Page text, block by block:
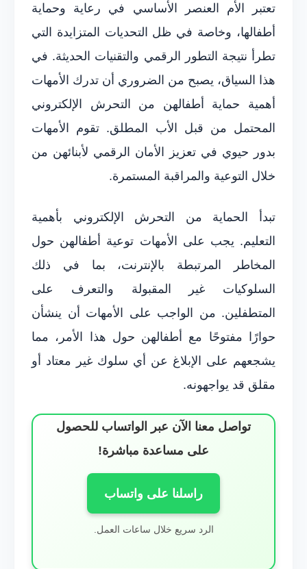
تعتبر الأم العنصر الأساسي في رعاية وحماية
أطفالها، وخاصة في ظل التحديات المتزايدة التي
تطرأ نتيجة التطور الرقمي والتقنيات الحديثة. في
هذا السياق، يصبح من الضروري أن تدرك الأمهات
أهمية حماية أطفالهن من التحرش الإلكتروني
المحتمل من قبل الأب المطلق. تقوم الأمهات
بدور حيوي في تعزيز الأمان الرقمي لأبنائهن من
خلال التوعية والمراقبة المستمرة.
تبدأ الحماية من التحرش الإلكتروني بأهمية
التعليم. يجب على الأمهات توعية أطفالهن حول
المخاطر المرتبطة بالإنترنت، بما في ذلك
السلوكيات غير المقبولة والتعرف على
المتطفلين. من الواجب على الأمهات أن ينشأن
حوارًا مفتوحًا مع أطفالهن حول هذا الأمر، مما
يشجعهم على الإبلاغ عن أي سلوك غير معتاد أو
مقلق قد يواجهونه.
تواصل معنا الآن عبر الواتساب للحصول
على مساعدة مباشرة!
راسلنا على واتساب
الرد سريع خلال ساعات العمل.